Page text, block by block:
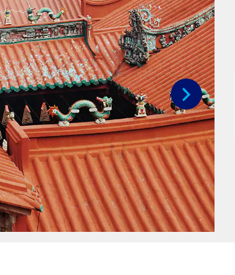
次へ